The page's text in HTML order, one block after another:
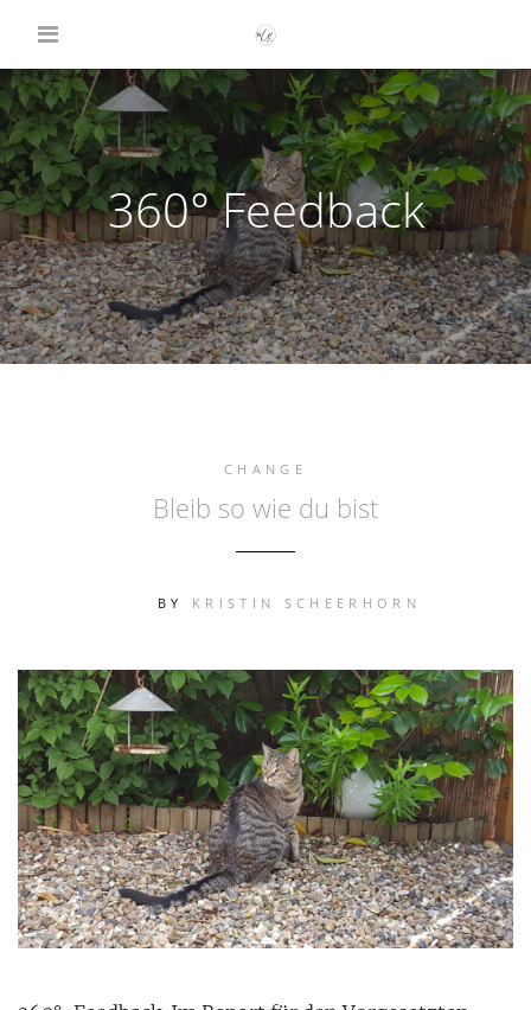
360° Feedback
CHANGE
Bleib so wie du bist
BY KRISTIN SCHEERHORN